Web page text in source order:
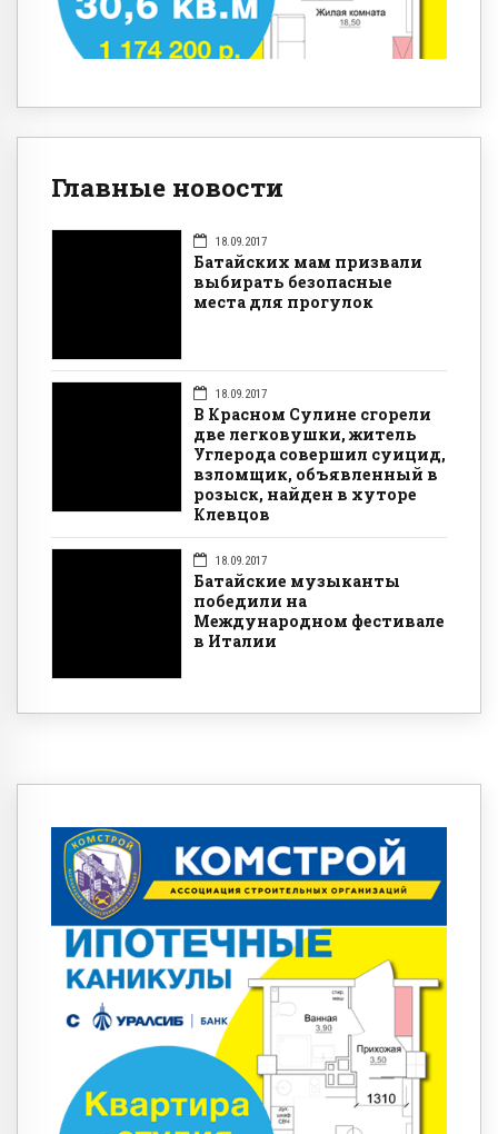
Главные новости
18.09.2017
Батайских мам призвали
выбирать безопасные
места для прогулок
18.09.2017
В Красном Сулине сгорели
две легковушки, житель
Углерода совершил суицид,
взломщик, объявленный в
розыск, найден в хуторе
Клевцов
18.09.2017
Батайские музыканты
победили на
Международном фестивале
в Италии